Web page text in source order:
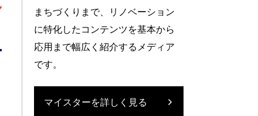
まちづくりまで、リノベーション
に特化したコンテンツを基本から
応用まで幅広く紹介するメディア
です。
マイスターを詳しく見る